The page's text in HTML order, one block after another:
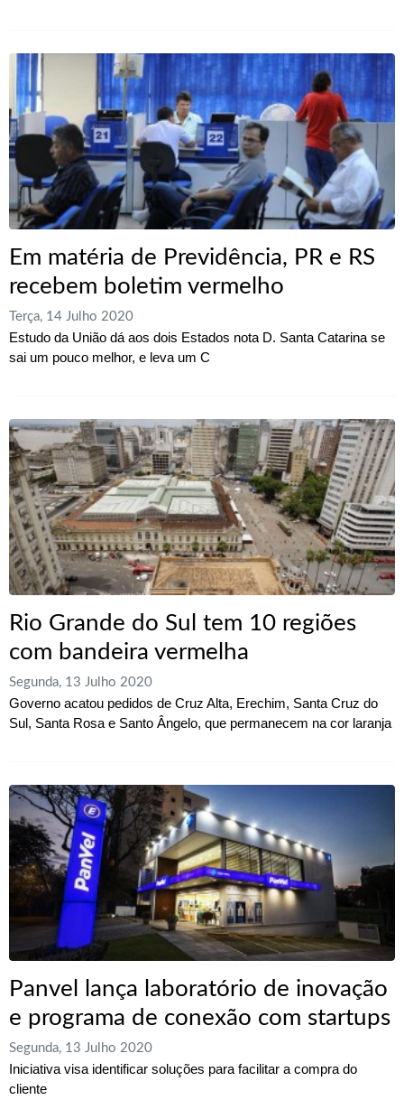
Em matéria de Previdência, PR e RS
recebem boletim vermelho
Terça, 14 Julho 2020
Estudo da União dá aos dois Estados nota D. Santa Catarina se
sai um pouco melhor, e leva um C
Rio Grande do Sul tem 10 regiões
com bandeira vermelha
Segunda, 13 Julho 2020
Governo acatou pedidos de Cruz Alta, Erechim, Santa Cruz do
Sul, Santa Rosa e Santo Ângelo, que permanecem na cor laranja
Panvel lança laboratório de inovação
e programa de conexão com startups
Segunda, 13 Julho 2020
Iniciativa visa identificar soluções para facilitar a compra do
cliente